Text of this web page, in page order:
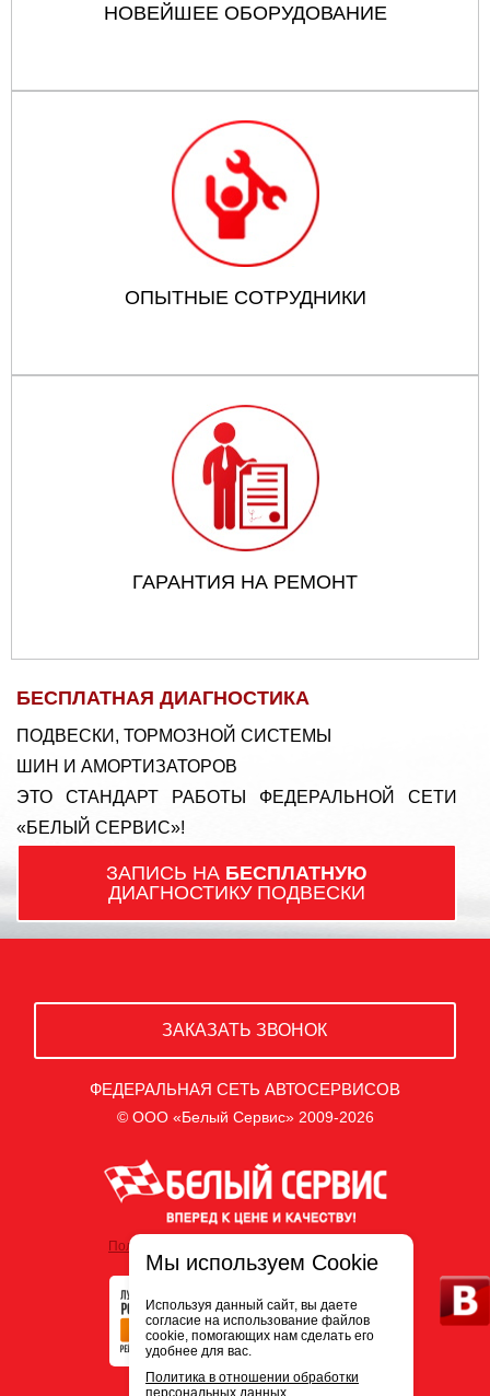
НОВЕЙШЕЕ ОБОРУДОВАНИЕ
ОПЫТНЫЕ СОТРУДНИКИ
ГАРАНТИЯ НА РЕМОНТ
БЕСПЛАТНАЯ ДИАГНОСТИКА
ПОДВЕСКИ, ТОРМОЗНОЙ СИСТЕМЫ
ШИН И АМОРТИЗАТОРОВ
ЭТО СТАНДАРТ РАБОТЫ ФЕДЕРАЛЬНОЙ СЕТИ
«БЕЛЫЙ СЕРВИС»!
ЗАПИСЬ НА БЕСПЛАТНУЮ
ДИАГНОСТИКУ ПОДВЕСКИ
ЗАКАЗАТЬ ЗВОНОК
ФЕДЕРАЛЬНАЯ СЕТЬ АВТОСЕРВИСОВ
© ООО «Белый Сервис» 2009-2026
Политика обработки персональных данных
Мы используем Cookie
Используя данный сайт, вы даете
согласие на использование файлов
cookie, помогающих нам сделать его
удобнее для вас.
Политика в отношении обработки
персональных данных